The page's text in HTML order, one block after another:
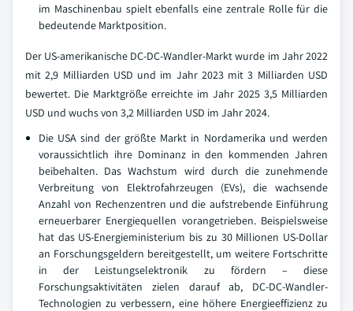
im Maschinenbau spielt ebenfalls eine zentrale Rolle für die
bedeutende Marktposition.
Der US-amerikanische DC-DC-Wandler-Markt wurde im Jahr 2022
mit 2,9 Milliarden USD und im Jahr 2023 mit 3 Milliarden USD
bewertet. Die Marktgröße erreichte im Jahr 2025 3,5 Milliarden
USD und wuchs von 3,2 Milliarden USD im Jahr 2024.
Die USA sind der größte Markt in Nordamerika und werden
voraussichtlich ihre Dominanz in den kommenden Jahren
beibehalten. Das Wachstum wird durch die zunehmende
Verbreitung von Elektrofahrzeugen (EVs), die wachsende
Anzahl von Rechenzentren und die aufstrebende Einführung
erneuerbarer Energiequellen vorangetrieben. Beispielsweise
hat das US-Energieministerium bis zu 30 Millionen US-Dollar
an Forschungsgeldern bereitgestellt, um weitere Fortschritte
in der Leistungselektronik zu fördern – diese
Forschungsaktivitäten zielen darauf ab, DC-DC-Wandler-
Technologien zu verbessern, eine höhere Energieeffizienz zu